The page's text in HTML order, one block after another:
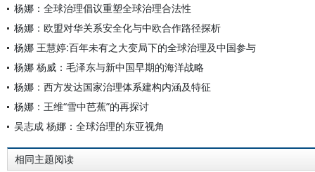
杨娜：全球治理倡议重塑全球治理合法性
杨娜：欧盟对华关系安全化与中欧合作路径探析
杨娜 王慧婷:百年未有之大变局下的全球治理及中国参与
杨娜 杨威：毛泽东与新中国早期的海洋战略
杨娜：西方发达国家治理体系建构内涵及特征
杨娜：王维“雪中芭蕉”的再探讨
吴志成 杨娜：全球治理的东亚视角
相同主题阅读